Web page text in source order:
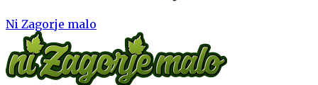
Ni Zagorje malo